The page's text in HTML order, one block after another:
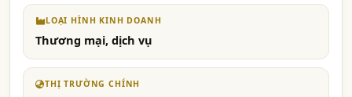
LOẠI HÌNH KINH DOANH
Thương mại, dịch vụ
THỊ TRƯỜNG CHÍNH